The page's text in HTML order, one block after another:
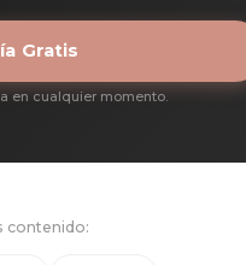
Gratis
en cualquier momento.
contenido: